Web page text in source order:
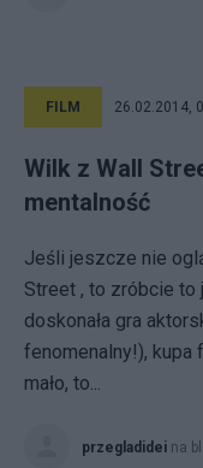
FILM 26.02.2014,
Wilk z Wall
mentalność
Jeśli jeszcze nie
Street , to zróbcie to
doskonała gra
fenomenalny!),
mało, to...
przegladidei na